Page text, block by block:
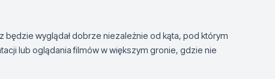
będzie wyglądał dobrze niezależnie od kąta, pod którym
lub oglądania filmów w większym gronie, gdzie nie